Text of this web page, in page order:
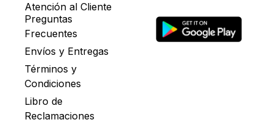
Atención al Cliente
Preguntas
Frecuentes
Envíos y Entregas
Términos y
Condiciones
Libro de
Reclamaciones